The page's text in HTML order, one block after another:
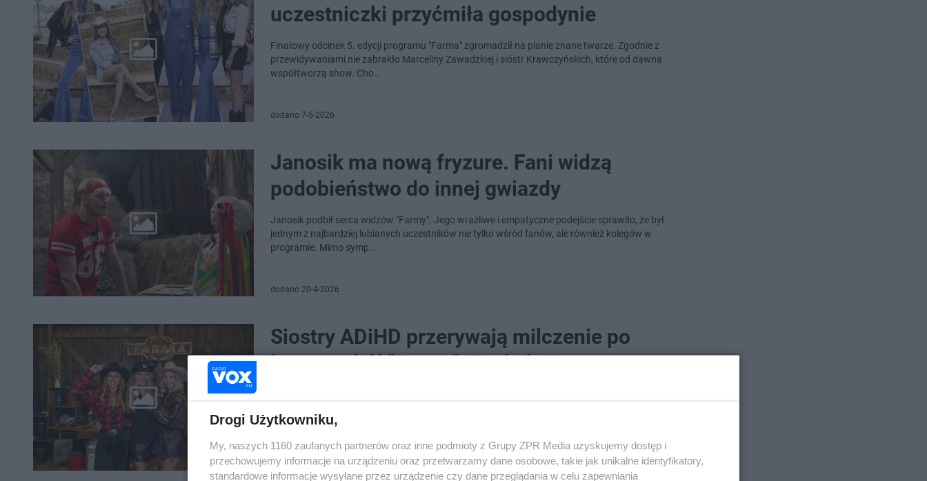
uczestniczki przyćmiła gospodynie
Finałowy odcinek 5. edycji programu "Farma" zgromadził na planie znane twarze. Zgodnie z
przewidywaniami nie zabrakło Marceliny Zawadzkiej i sióstr Krawczyńskich, które od dawna
współtworzą show. Cho…
dodano 7-5-2026
Janosik ma nową fryzure. Fani widzą
podobieństwo do innej gwiazdy
Janosik podbił serca widzów "Farmy". Jego wrażliwe i empatyczne podejście sprawiło, że był
jednym z najbardziej lubianych uczestników nie tylko wśród fanów, ale również kolegów w
programie. Mimo symp…
dodano 20-4-2026
Siostry ADiHD przerywają milczenie po
burzy wokół "Farmy". Zaskakujące
Piąty sezon programu "Farma" rozgrzewa widzów do czerwoności, jednak nie ze względu na
do pojedynku, w sieci…
Drogi Użytkowniku,
My, naszych 1160 zaufanych partnerów oraz inne podmioty z Grupy ZPR Media uzyskujemy dostęp i
przechowujemy informacje na urządzeniu oraz przetwarzamy dane osobowe, takie jak unikalne identyfikatory,
standardowe informacje wysyłane przez urządzenie czy dane przeglądania w celu zapewniania